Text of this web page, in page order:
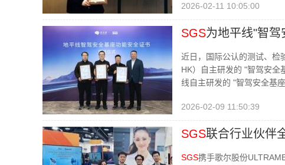
2026-02-11 10:05:00
SGS为地平线"智
近日，国际公认的测试、检
HK）自主研发的 "智驾安全
线自主研发的 "智驾安全基
2026-02-09 11:50:39
SGS联合行业伙伴
SGS携手歌尔股份